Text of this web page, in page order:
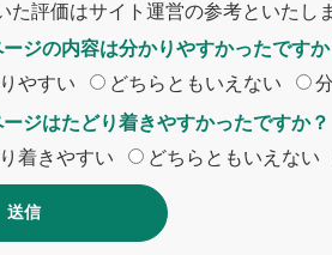
た評価はサイト運営の参考といたし
ジの内容は分かりやすかったですか
やすい どちらともいえない
ジはたどり着きやすかったですか？
着きやすい どちらともいえない